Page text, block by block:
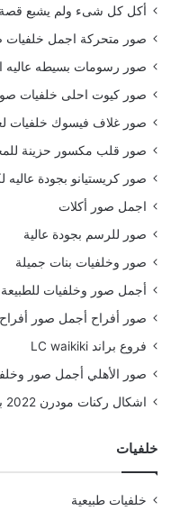
أكل كل شىء ولم يشبع قصة
صور متحركة اجمل خلفيات
صور رسومات بسيطه عاليه
صور كيوت احلى خلفيات
صور غلاف فيسوك خلفيات
صور قلب مكسور حزينة
صور كريستيانو بجودة عاليه
اجمل صور أكلات
صور للرسم بجودة عالية
صور وخلفيات بنات جميلة
أجمل صور وخلفيات للطبيعة
صور أفراح أجمل صور أفراح
فروع براند LC waikiki
صور الأهلي أجمل صور
اشكال ركنات مودرن 2022 بتصميمات رائعة
خلفيات
خلفيات طبيعية